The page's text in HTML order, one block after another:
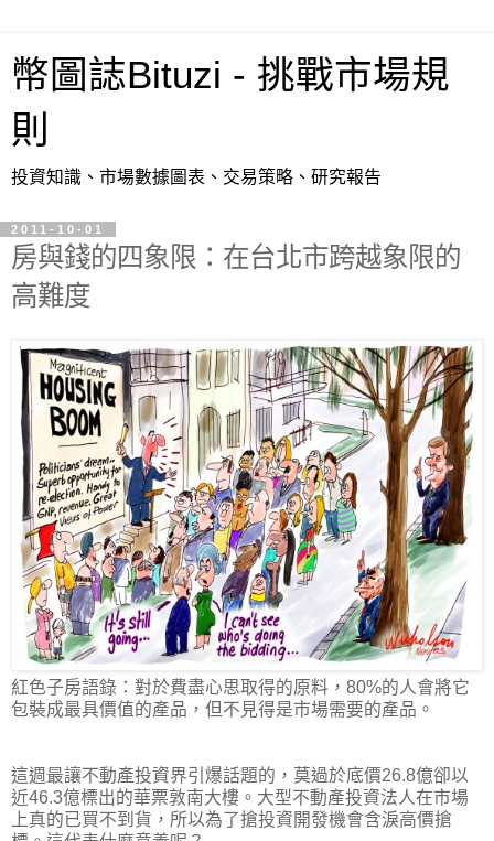
幣圖誌Bituzi - 挑戰市場規
則
投資知識、市場數據圖表、交易策略、研究報告
2011-10-01
房與錢的四象限：在台北市跨越象限的
高難度
紅色子房語錄：對於費盡心思取得的原料，80%的人會將它
包裝成最具價值的產品，但不見得是市場需要的產品。
這週最讓不動產投資界引爆話題的，莫過於底價26.8億卻以
近46.3億標出的華票敦南大樓。大型不動產投資法人在市場
上真的已買不到貨，所以為了搶投資開發機會含淚高價搶